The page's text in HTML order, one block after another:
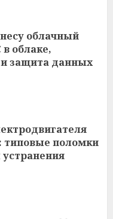
облачный
в облаке,
защита данных
типовые поломки